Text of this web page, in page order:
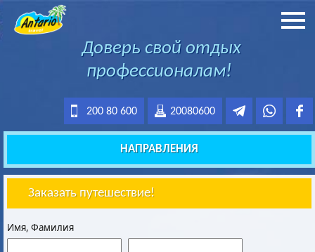
Доверь свой отдых
профессионалам!
20080600
200 80 600
НАПРАВЛЕНИЯ
Заказать путешествие!
Имя, Фамилия